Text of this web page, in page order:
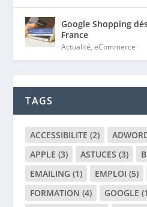
Google Shopping
France
Actualité,eCommerce
TAGS
ACCESSIBILITE (2)
APPLE (3) ASTUCES (3)
EMAILING (1) EMPLOI (5)
FORMATION (4) GOOGLE